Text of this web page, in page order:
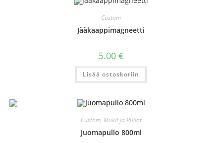
Custom
Jääkaappimagneetti
5.00 €
Lisää ostoskoriin
Custom, Mukit ja Pullot
Juomapullo 800ml